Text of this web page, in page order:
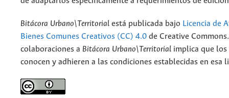
Bitácora Urbano\Territorial está publicada bajo Licencia de
Bienes Comunes Creativos (CC) 4.0 de Creative
colaboraciones a Bitácora Urbano\Territorial implica que los
conocen y adhieren a las condiciones establecidas en esa